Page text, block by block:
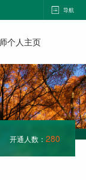
导航
个人主页
开通人数： 280